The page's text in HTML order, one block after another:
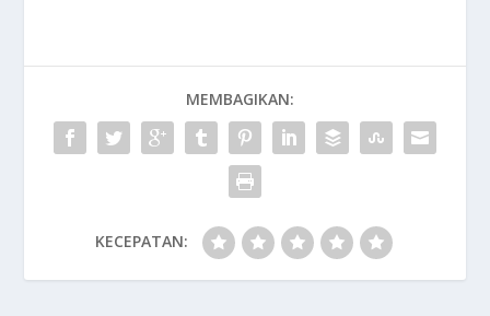
MEMBAGIKAN:
KECEPATAN: